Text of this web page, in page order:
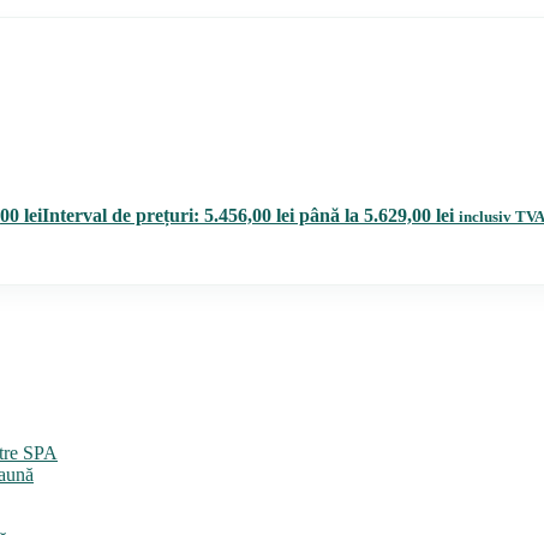
leiInterval de prețuri: 5.456,00 lei până la 5.629,00 lei inclusiv TVA
SPA